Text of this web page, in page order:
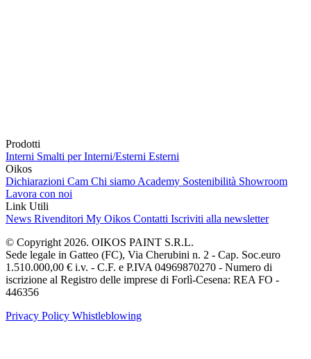
Prodotti
Interni Smalti per Interni/Esterni Esterni
Oikos
Dichiarazioni Cam Chi siamo Academy Sostenibilità Showroom
Lavora con noi
Link Utili
News Rivenditori My Oikos Contatti Iscriviti alla newsletter
© Copyright 2026. OIKOS PAINT S.R.L.
Sede legale in Gatteo (FC), Via Cherubini n. 2 - Cap. Soc.euro
1.510.000,00 € i.v. - C.F. e P.IVA 04969870270 - Numero di
iscrizione al Registro delle imprese di Forlì-Cesena: REA FO -
446356
Privacy Policy Whistleblowing